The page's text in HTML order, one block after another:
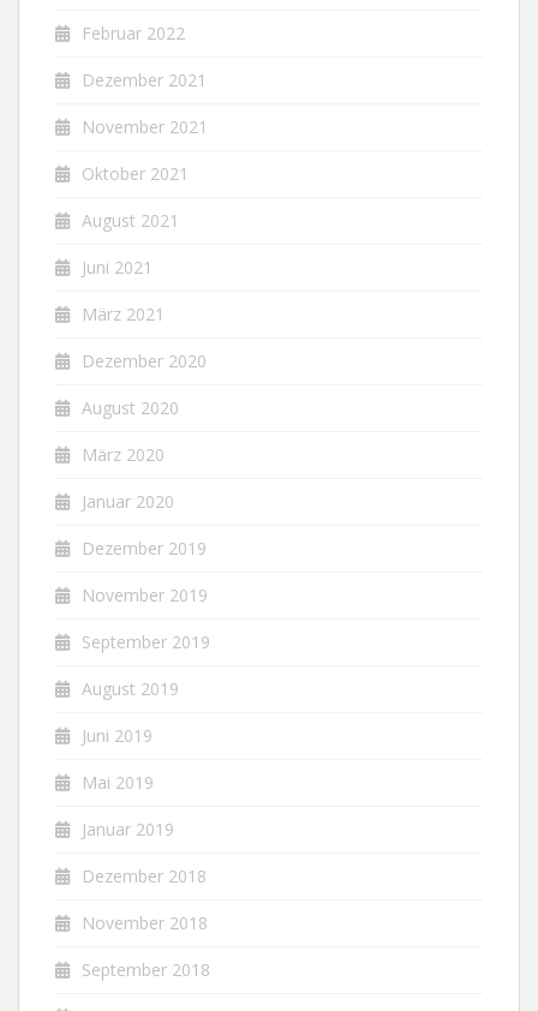
Februar 2022
Dezember 2021
November 2021
Oktober 2021
August 2021
Juni 2021
März 2021
Dezember 2020
August 2020
März 2020
Januar 2020
Dezember 2019
November 2019
September 2019
August 2019
Juni 2019
Mai 2019
Januar 2019
Dezember 2018
November 2018
September 2018